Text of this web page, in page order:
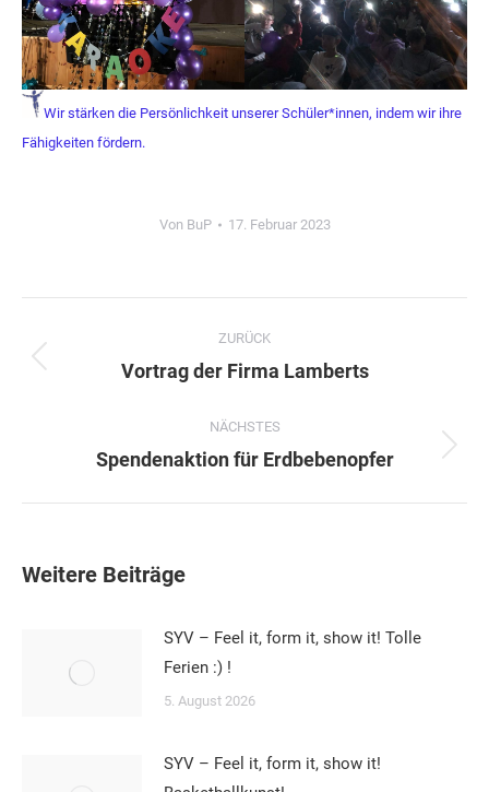
Wir stärken die Persönlichkeit unserer Schüler*innen, indem wir ihre
Fähigkeiten fördern.
Von BuP 17. Februar 2023
ZURÜCK
Vorheriger
Vortrag der Firma Lamberts
NÄCHSTES
Nächster
Spendenaktion für Erdbebenopfer
Weitere Beiträge
SYV – Feel it, form it, show it! Tolle
Ferien :) !
5. August 2026
SYV – Feel it, form it, show it!